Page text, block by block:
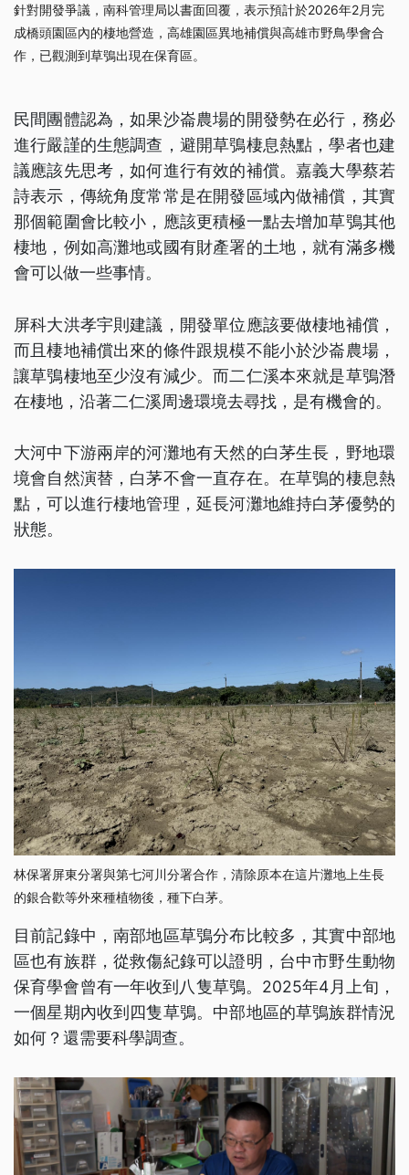
針對開發爭議，南科管理局以書面回覆，表示預計於2026年2月完
成橋頭園區內的棲地營造，高雄園區異地補償與高雄市野鳥學會合
作，已觀測到草鴞出現在保育區。
民間團體認為，如果沙崙農場的開發勢在必行，務必
進行嚴謹的生態調查，避開草鴞棲息熱點，學者也建
議應該先思考，如何進行有效的補償。嘉義大學蔡若
詩表示，傳統角度常常是在開發區域內做補償，其實
那個範圍會比較小，應該更積極一點去增加草鴞其他
棲地，例如高灘地或國有財產署的土地，就有滿多機
會可以做一些事情。
屏科大洪孝宇則建議，開發單位應該要做棲地補償，
而且棲地補償出來的條件跟規模不能小於沙崙農場，
讓草鴞棲地至少沒有減少。而二仁溪本來就是草鴞潛
在棲地，沿著二仁溪周邊環境去尋找，是有機會的。
大河中下游兩岸的河灘地有天然的白茅生長，野地環
境會自然演替，白茅不會一直存在。在草鴞的棲息熱
點，可以進行棲地管理，延長河灘地維持白茅優勢的
狀態。
林保署屏東分署與第七河川分署合作，清除原本在這片灘地上生長
的銀合歡等外來種植物後，種下白茅。
目前記錄中，南部地區草鴞分布比較多，其實中部地
區也有族群，從救傷紀錄可以證明，台中市野生動物
保育學會曾有一年收到八隻草鴞。2025年4月上旬，
一個星期內收到四隻草鴞。中部地區的草鴞族群情況
如何？還需要科學調查。